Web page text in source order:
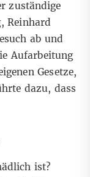
zuständige
Reinhard
ab und
Aufarbeitung
Gesetze,
dazu, dass
ist?